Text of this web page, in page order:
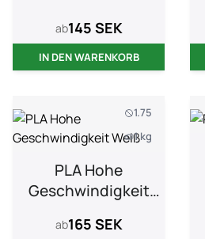
ab145 SEK
IN DEN WARENKORB
1.75
1 kg
PLA Hohe
Geschwindigkeit
ab165 SEK